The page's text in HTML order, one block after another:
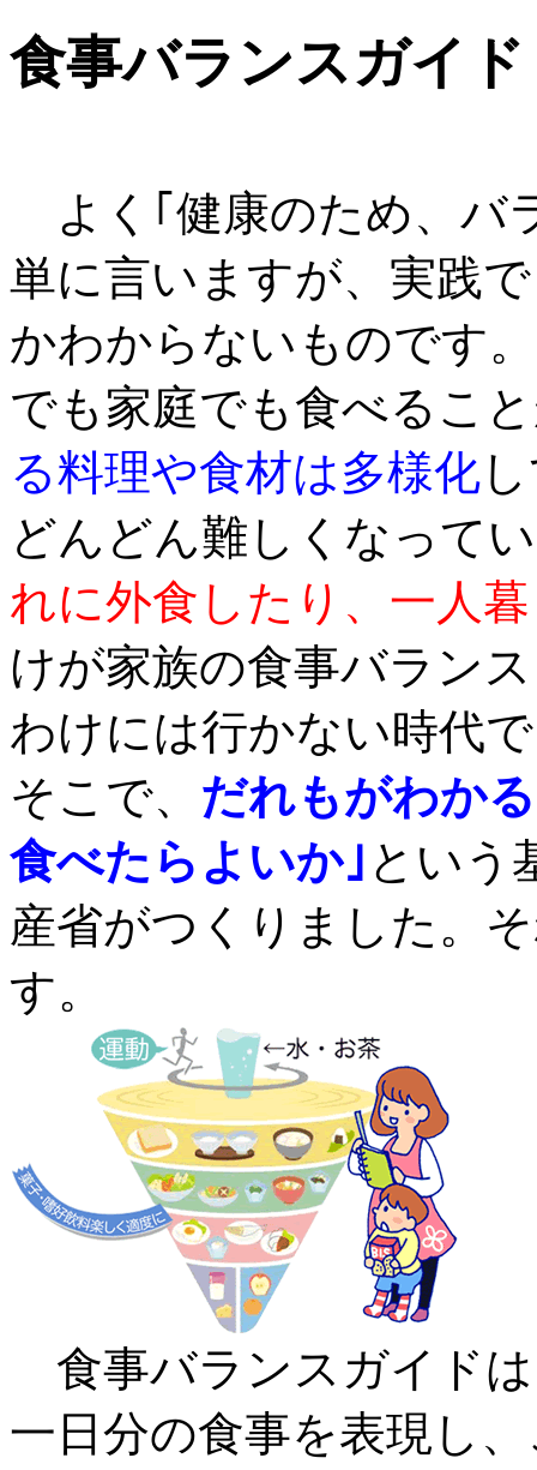
食事バランスガイド
よく｢健康のため、バ
単に言いますが、実践
かわからないものです
でも家庭でも食べるこ
る料理や食材は多様化
どんどん難しくなって
れに外食したり、一人
けが家族の食事バラン
わけには行かない時代
そこで、 だれもがわか
食べたらよいか｣ という
産省がつくりました。
す。
食事バランスガイド
一日分の食事を表現し